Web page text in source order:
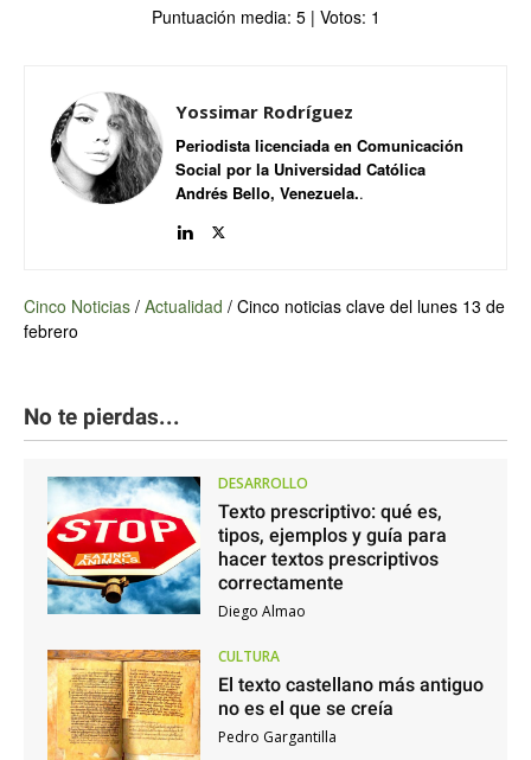
Puntuación media: 5| Votos: 1
Yossimar Rodríguez
Periodista licenciada en Comunicación
Social por la Universidad Católica
Andrés Bello, Venezuela..
Cinco Noticias / Actualidad / Cinco noticias clave del lunes 13 de
febrero
No te pierdas...
DESARROLLO
Texto prescriptivo: qué es,
tipos, ejemplos y guía para
hacer textos prescriptivos
correctamente
Diego Almao
CULTURA
El texto castellano más antiguo
no es el que se creía
Pedro Gargantilla